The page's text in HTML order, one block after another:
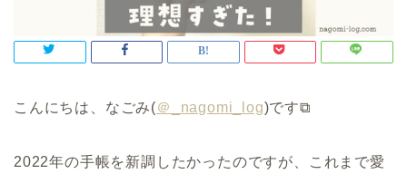
こんにちは、なごみ(＠_nagomi_log)です⧉
2022年の手帳を新調したかったのですが、これまで愛